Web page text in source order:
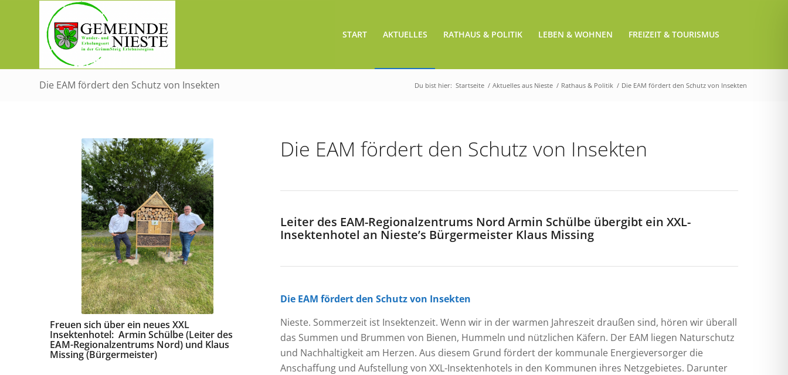
START AKTUELLES RATHAUS & POLITIK LEBEN & WOHNEN FREIZEIT & TOURISMUS
Die EAM fördert den Schutz von Insekten Du bist hier: Startseite / Aktuelles aus Nieste / Rathaus & Politik / Die EAM fördert den Schutz von Insekten
Freuen sich über ein neues XXL
Insektenhotel: Armin Schülbe (Leiter des
EAM-Regionalzentrums Nord) und Klaus
Missing (Bürgermeister)
Die EAM fördert den Schutz von Insekten
Leiter des EAM-Regionalzentrums Nord Armin Schülbe übergibt ein XXL-
Insektenhotel an Nieste’s Bürgermeister Klaus Missing
Die EAM fördert den Schutz von Insekten
Nieste. Sommerzeit ist Insektenzeit. Wenn wir in der warmen Jahreszeit draußen sind, hören wir überall
das Summen und Brummen von Bienen, Hummeln und nützlichen Käfern. Der EAM liegen Naturschutz
und Nachhaltigkeit am Herzen. Aus diesem Grund fördert der kommunale Energieversorger die
Anschaffung und Aufstellung von XXL-Insektenhotels in den Kommunen ihres Netzgebietes. Darunter